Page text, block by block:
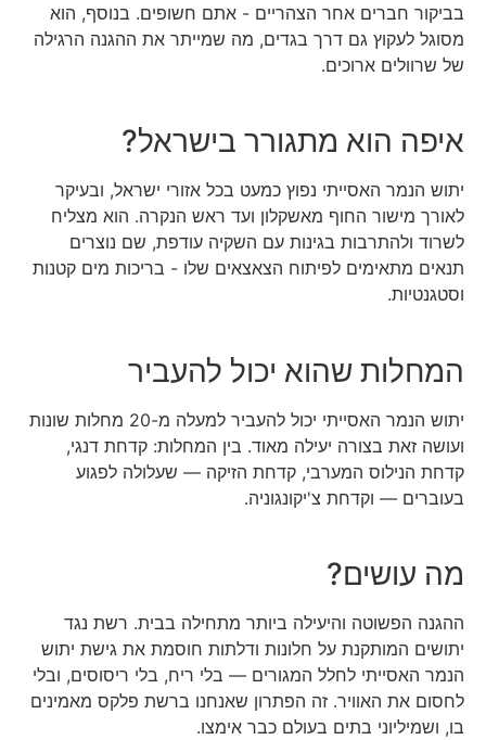
בביקור חברים אחר הצהריים - אתם חשופים. בנוסף, הוא
מסוגל לעקוץ גם דרך בגדים, מה שמייתר את ההגנה הרגילה
של שרוולים ארוכים.
איפה הוא מתגורר בישראל?
יתוש הנמר האסייתי נפוץ כמעט בכל אזורי ישראל, ובעיקר
לאורך מישור החוף מאשקלון ועד ראש הנקרה. הוא מצליח
לשרוד ולהתרבות בגינות עם השקיה עודפת, שם נוצרים
תנאים מתאימים לפיתוח הצאצאים שלו - בריכות מים קטנות
וסטגנטיות.
המחלות שהוא יכול להעביר
יתוש הנמר האסייתי יכול להעביר למעלה מ-20 מחלות שונות
ועושה זאת בצורה יעילה מאוד. בין המחלות: קדחת דנגי,
קדחת הנילוס המערבי, קדחת הזיקה — שעלולה לפגוע
בעוברים — וקדחת צ'יקונגוניה.
מה עושים?
ההגנה הפשוטה והיעילה ביותר מתחילה בבית. רשת נגד
יתושים המותקנת על חלונות ודלתות חוסמת את גישת יתוש
הנמר האסייתי לחלל המגורים — בלי ריח, בלי ריסוסים, ובלי
לחסום את האוויר. זה הפתרון שאנחנו ברשת פלקס מאמינים
בו, ושמיליוני בתים בעולם כבר אימצו.